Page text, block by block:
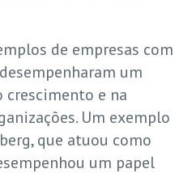
de empresas com
um
e na
Um exemplo
que atuou como
um papel